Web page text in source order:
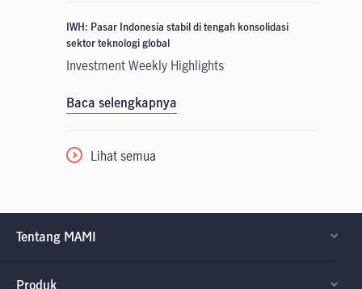
IWH: Pasar Indonesia stabil di tengah konsolidasi
sektor teknologi global
Investment Weekly Highlights
Baca selengkapnya
Lihat semua
Tentang MAMI
Produk